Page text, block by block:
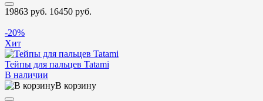
19863 руб. 16450 руб.
-20%
Хит
Тейпы для пальцев Tatami
В наличии
В корзину